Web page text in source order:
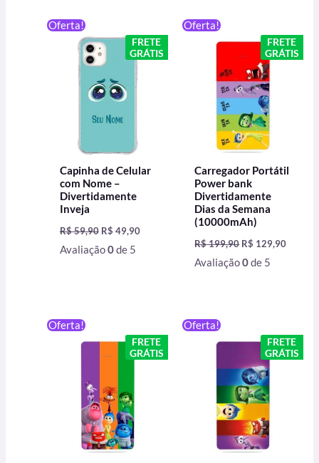
Oferta!
FRETE
GRÁTIS
Capinha de Celular
com Nome –
Divertidamente
Inveja
R$59,90
original
era:
R$ 59,90.
R$ 49,90
preço
atual
é:
Avaliação0de 5
Oferta!
FRETE
GRÁTIS
Carregador Portátil
Power bank
Divertidamente
Dias da Semana
(10000mAh)
R$199,90
preço
original
era:
R$ 199,90.
R$ 129,90
preço
atual
é:
Avaliação0de 5
Oferta!
FRETE
GRÁTIS
preço
original
era:
preço
atual
é:
Oferta!
FRETE
GRÁTIS
preço
original
R$ 199,90.
preço
atual
é: